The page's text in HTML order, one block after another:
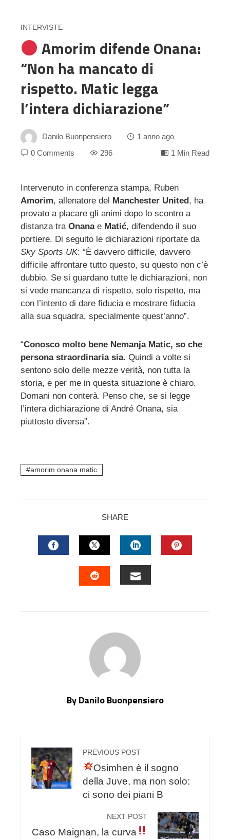
INTERVISTE
Amorim difende Onana:
“Non ha mancato di
rispetto. Matic legga
l’intera dichiarazione”
Danilo Buonpensiero
1 anno ago
0 Comments
296 1 Min Read
Intervenuto in conferenza stampa, Ruben
Amorim, allenatore del Manchester United, ha
provato a placare gli animi dopo lo scontro a
distanza tra Onanae Matić, difendendo il suo
portiere. Di seguito le dichiarazioni riportate da
Sky Sports UK: “È davvero difficile, davvero
difficile affrontare tutto questo, su questo non c’è
dubbio. Se si guardano tutte le dichiarazioni, non
si vede mancanza di rispetto, solo rispetto, ma
con l’intento di dare fiducia e mostrare fiducia
alla sua squadra, specialmente quest’anno”.
“Conosco molto bene Nemanja Matic, so che
persona straordinaria sia. Quindi a volte si
sentono solo delle mezze verità, non tutta la
storia, e per me in questa situazione è chiaro.
Domani non conterà. Penso che, se si legge
l’intera dichiarazione di André Onana, sia
piuttosto diversa”.
amorim onana matic
SHARE
FACEBOOKTWITTERLINKEDIN
By Danilo Buonpensiero
PREVIOUS POST
Osimhen è il sogno
della Juve, ma non solo:
ci sono dei piani B
NEXT POST
Caso Maignan, la curva